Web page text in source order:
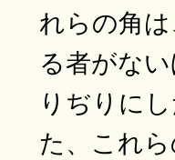
れらの角
る者がな
りぢりに
た、これ